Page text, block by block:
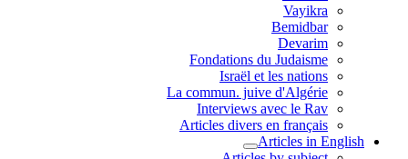
Vayikra
Bemidbar
Devarim
Fondations du Judaisme
Israël et les nations
La commun. juive d'Algérie
Interviews avec le Rav
Articles divers en français
Articles in English